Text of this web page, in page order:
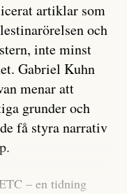
artiklar som
och
inte minst
Gabriel Kuhn
menar att
grunder och
få styra narrativ
– en tidning